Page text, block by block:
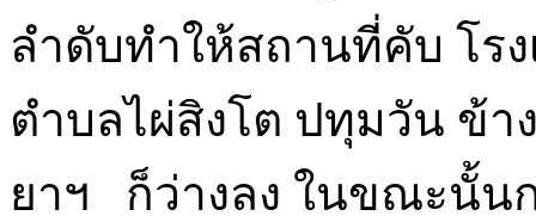
ลำดับทำให้สถานที่คับ โร
ตำบลไผ่สิงโต ปทุมวัน ข้า
ยาฯ ก็ว่างลง ในขณะนั้น